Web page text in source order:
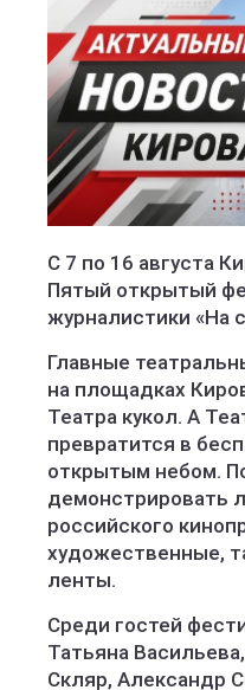
С 7 по 16 августа
Пятый открытый
журналистики «На
Главные
на площадках
Театра кукол. А
превратится в
открытым небом.
демонстрировать
российского
художественные,
ленты.
Среди гостей
Татьяна
Скляр, Александр